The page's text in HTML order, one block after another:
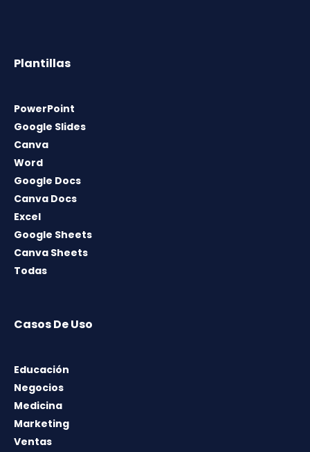
Plantillas
PowerPoint
Google Slides
Canva
Word
Google Docs
Canva Docs
Excel
Google Sheets
Canva Sheets
Todas
Casos De Uso
Educación
Negocios
Medicina
Marketing
Ventas